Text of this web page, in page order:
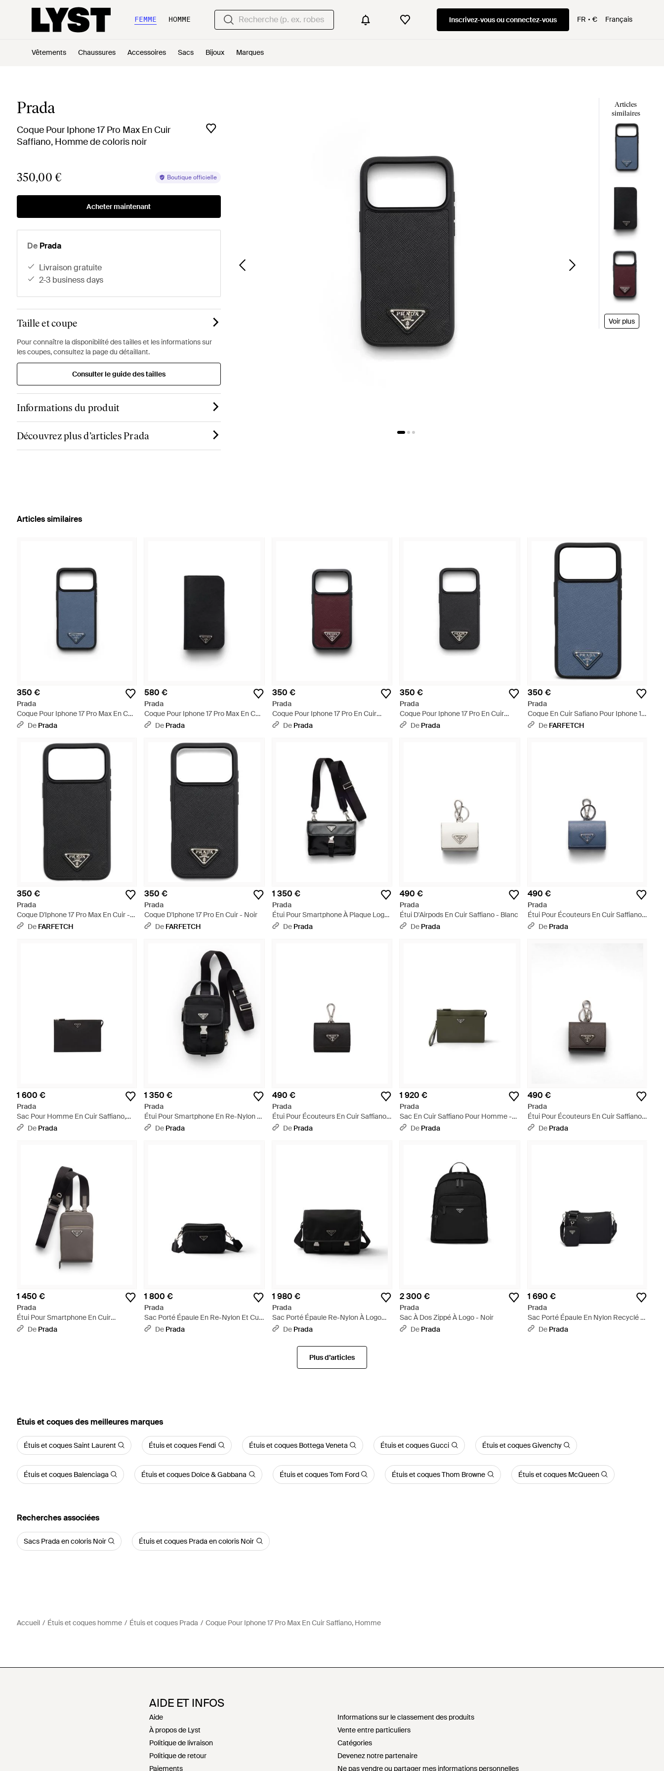
FEMME HOMME Inscrivez-vous ou connectez-vous FR € Français
Vêtements Chaussures Accessoires Sacs Bijoux Marques
Prada
Coque Pour Iphone 17 Pro Max En Cuir
Saffiano, Homme de coloris noir
350,00 € Boutique officielle
Acheter maintenant
De Prada
livraison gratuite
2-3 business days
Taille et coupe
Pour connaître la disponibilité des tailles et les informations sur
les coupes, consultez la page du détaillant.
Consulter le guide des tailles
Informations du produit
Découvrez plus d’articles Prada
Articles
similaires
Voir plus
Articles similaires
350 €
Prada
Coque Pour Iphone 17 Pro Max En Cuir
Saffiano, Homme - Bleu
De Prada
580 €
Prada
Coque Pour Iphone 17 Pro Max En Cuir
Saffiano, Homme - Noir
De Prada
350 €
Prada
Coque Pour Iphone 17 Pro En Cuir
Saffiano, Homme - Rouge
De Prada
350 €
Prada
Coque Pour Iphone 17 Pro En Cuir
Saffiano, Homme - Noir
De Prada
350 €
Prada
Coque En Cuir Safiano Pour Iphone 17
Pro Max - Bleu
De FARFETCH
350 €
Prada
Coque D'Iphone 17 Pro Max En Cuir -
NoirDe FARFETCH
350 €
Prada
Coque D'Iphone 17 Pro En Cuir - Noir
De FARFETCH
1 350 €
Prada
Étui Pour Smartphone À Plaque Logo
- Noir
De Prada
490 €
Prada
Étui D'Airpods En Cuir Saffiano - Blanc
De Prada
490 €
Prada
Étui Pour Écouteurs En Cuir Saffiano
Avec Porte-Clés, Homme - Bleu
De Prada
1 600 €
Prada
Sac Pour Homme En Cuir Saffiano,
Homme - Noir
De Prada
1 350 €
Prada
Étui Pour Smartphone En Re-Nylon Et
Cuir Saffiano, Homme - Noir
De Prada
490 €
Prada
Étui Pour Écouteurs En Cuir Saffiano -
Blanc
De Prada
1 920 €
Prada
Sac En Cuir Saffiano Pour Homme -
VertDe Prada
490 €
Prada
Étui Pour Écouteurs En Cuir Saffiano
Avec Porte-Clés, Homme - Blanc
De Prada
1 450 €
Prada
Étui Pour Smartphone En Cuir
Saffiano, Homme - Multicolore
De Prada
1 800 €
Prada
Sac Porté Épaule En Re-Nylon Et Cuir
Saffiano, Homme - Noir
De Prada
1 980 €
Prada
Sac Porté Épaule Re-Nylon À Logo
Appliqué - Noir
De Prada
2 300 €
Prada
Sac À Dos Zippé À Logo - Noir
De Prada
1 690 €
Prada
Sac Porté Épaule En Nylon Recyclé À
Plaque Logo - Noir
De Prada
Plus d’articles
‪Étuis et coques‬ des meilleures marques
Étuis et coques Saint Laurent Étuis et coques Fendi Étuis et coques Bottega Veneta Étuis et coques Gucci Étuis et coques Givenchy
Étuis et coques Balenciaga Étuis et coques Dolce & Gabbana Étuis et coques Tom Ford Étuis et coques Thom Browne Étuis et coques McQueen
Recherches associées
Sacs Prada en coloris Noir Étuis et coques Prada en coloris Noir
Accueil Étuis et coques homme Étuis et coques Prada Coque Pour Iphone 17 Pro Max En Cuir Saffiano, Homme
AIDE ET INFOS
Aide
À propos de Lyst
Politique de livraison
Politique de retour
Paiements
Informations sur le classement des produits
Vente entre particuliers
Catégories
Devenez notre partenaire
Ne pas vendre ou partager mes informations personnelles